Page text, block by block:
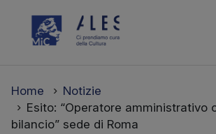
Home
Notizie
Esito: “Operatore amministrativo
bilancio” sede di Roma